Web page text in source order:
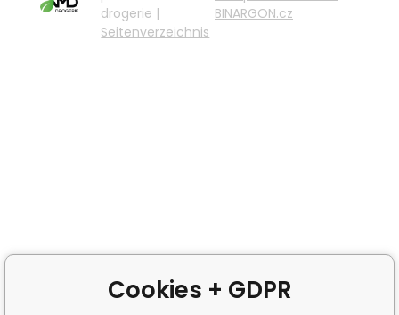
drogerie |
Seitenverzeichnis
BINARGON.cz
Cookies + GDPR